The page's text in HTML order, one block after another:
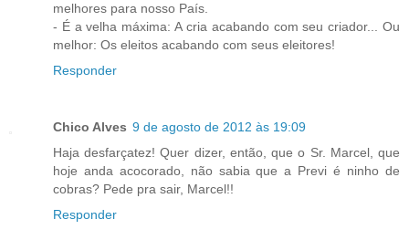
melhores para nosso País.
- É a velha máxima: A cria acabando com seu criador... Ou
melhor: Os eleitos acabando com seus eleitores!
Responder
Chico Alves 9 de agosto de 2012 às 19:09
Haja desfarçatez! Quer dizer, então, que o Sr. Marcel, que
hoje anda acocorado, não sabia que a Previ é ninho de
cobras? Pede pra sair, Marcel!!
Responder